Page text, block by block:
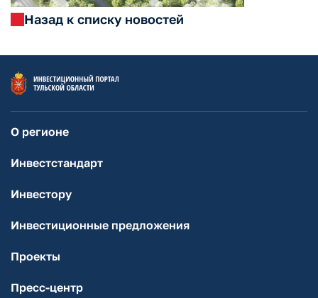
Назад к списку новостей
О регионе
Инвестстандарт
Инвестору
Инвестиционные предложения
Проекты
Пресс-центр